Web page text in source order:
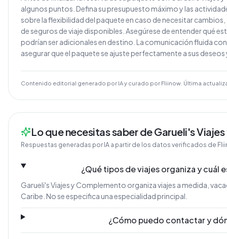
algunos puntos. Defina su presupuesto máximo y las
sobre la flexibilidad del paquete en caso de necesitar
de seguros de viaje disponibles. Asegúrese de entender qué
podrían ser adicionales en destino. La comunicación fluida
asegurar que el paquete se ajuste perfectamente a sus
Contenido editorial generado por IA y curado por Fliinow. Última
Lo que necesitas saber de Garueli's
Respuestas generadas por IA a partir de los datos verificados de
¿Qué tipos de viajes organiza y cuál
Garueli's Viajes y Complemento organiza viajes a medida,
Caribe. No se especifica una especialidad principal.
¿Cómo puedo contactar y